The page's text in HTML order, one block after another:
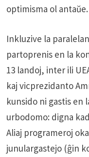
optimisma ol antaŭe.
Inkluzive la
partoprenis en la
13 landoj, inter ili
kaj vicprezidanto
kunsido ni gastis en
urbodomo: digna
Aliaj programeroj
junulargastejo (ĝin